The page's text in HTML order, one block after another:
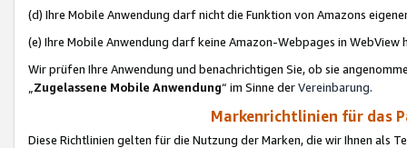
(d) Ihre Mobile Anwendung darf nicht die Funktion von Amazons
(e) Ihre Mobile Anwendung darf keine Amazon-Webpages in WebView
Wir prüfen Ihre Anwendung und benachrichtigen Sie, ob sie
„Zugelassene Mobile Anwendung“ im Sinne derVereinbarung.
Markenrichtlinien für das
Diese Richtlinien gelten für die Nutzung der Marken, die wir Ihnen als